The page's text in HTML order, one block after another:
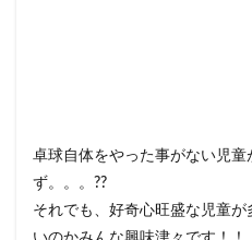
卓球自体をやった事がない児
ず。。。??
それでも、好奇心旺盛な児童